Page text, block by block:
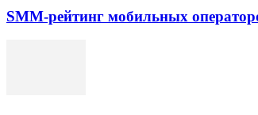
SMM-рейтинг мобильных